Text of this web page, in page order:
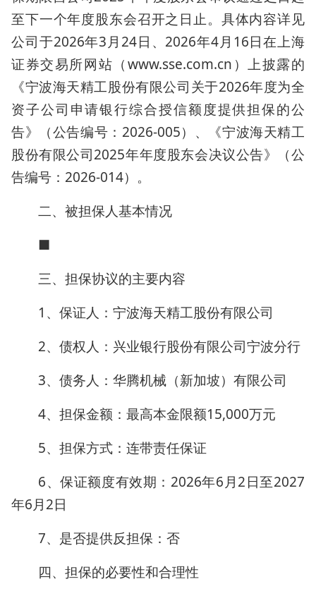
至下一个年度股东会召开之日止。具体内容详见
公司于2026年3月24日、2026年4月16日在上海
证券交易所网站（www.sse.com.cn）上披露的
《宁波海天精工股份有限公司关于2026年度为全
资子公司申请银行综合授信额度提供担保的公
告》（公告编号：2026-005）、《宁波海天精工
股份有限公司2025年年度股东会决议公告》（公
告编号：2026-014）。
二、被担保人基本情况
■
三、担保协议的主要内容
1、保证人：宁波海天精工股份有限公司
2、债权人：兴业银行股份有限公司宁波分行
3、债务人：华腾机械（新加坡）有限公司
4、担保金额：最高本金限额15,000万元
5、担保方式：连带责任保证
6、保证额度有效期：2026年6月2日至2027
年6月2日
7、是否提供反担保：否
四、担保的必要性和合理性